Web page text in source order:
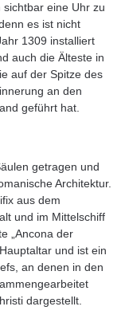
eine Uhr zu
es ist nicht
1309 installiert
auch die Älteste in
auf der Spitze des
an den
geführt hat.
getragen und
Architektur.
aus dem
und im Mittelschiff
„Ancona der
und ist ein
an denen in den
dargestellt.